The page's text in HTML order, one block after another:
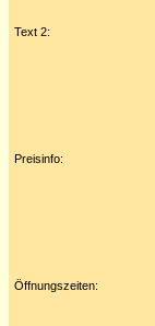
Text 2:
Preisinfo:
Öffnungszeiten: